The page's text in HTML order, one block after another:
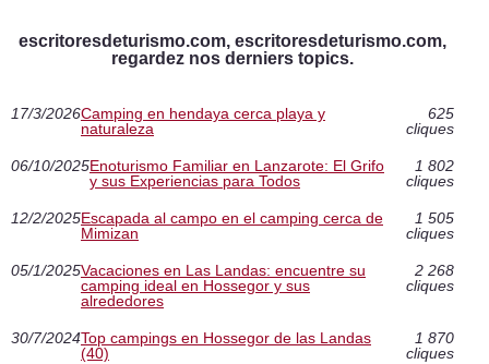
escritoresdeturismo.com, escritoresdeturismo.com,
regardez nos derniers topics.
17/3/2026Camping en hendaya cerca playa y
naturaleza
625
cliques
06/10/2025Enoturismo Familiar en Lanzarote: El Grifo
y sus Experiencias para Todos
1 802
cliques
12/2/2025Escapada al campo en el camping cerca de
Mimizan
1 505
cliques
05/1/2025Vacaciones en Las Landas: encuentre su
camping ideal en Hossegor y sus
alrededores
2 268
cliques
30/7/2024Top campings en Hossegor de las Landas
(40)
1 870
cliques